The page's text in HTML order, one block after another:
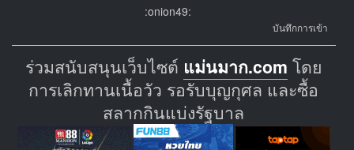
:onion49:
บันทึกการเข้า
ร่วมสนับสนุนเว็บไซต์ แม่นมาก.com โดย
การเลิกทานเนื้อวัว รอรับบุญกุศล และซื้อ
สลากกินแบ่งรัฐบาล